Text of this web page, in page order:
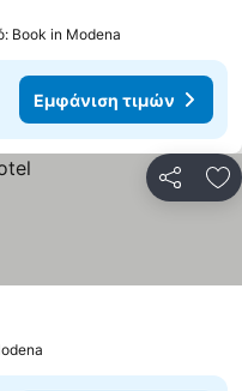
Book in Modena
Εμφάνιση τιμών